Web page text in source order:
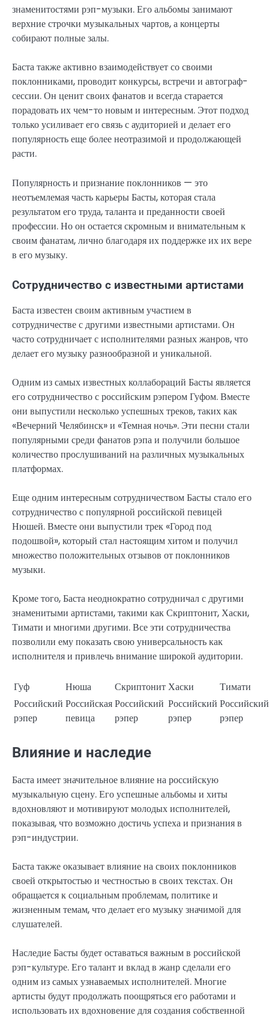
знаменитостями рэп-музыки. Его альбомы занимают
верхние строчки музыкальных чартов, а концерты
собирают полные залы.
Баста также активно взаимодействует со своими
поклонниками, проводит конкурсы, встречи и автограф-
сессии. Он ценит своих фанатов и всегда старается
порадовать их чем-то новым и интересным. Этот подход
только усиливает его связь с аудиторией и делает его
популярность еще более неотразимой и продолжающей
расти.
Популярность и признание поклонников — это
неотъемлемая часть карьеры Басты, которая стала
результатом его труда, таланта и преданности своей
профессии. Но он остается скромным и внимательным к
своим фанатам, лично благодаря их поддержке их их вере
в его музыку.
Сотрудничество с известными артистами
Баста известен своим активным участием в
сотрудничестве с другими известными артистами. Он
часто сотрудничает с исполнителями разных жанров, что
делает его музыку разнообразной и уникальной.
Одним из самых известных коллабораций Басты является
его сотрудничество с российским рэпером Гуфом. Вместе
они выпустили несколько успешных треков, таких как
«Вечерний Челябинск» и «Темная ночь». Эти песни стали
популярными среди фанатов рэпа и получили большое
количество прослушиваний на различных музыкальных
платформах.
Еще одним интересным сотрудничеством Басты стало его
сотрудничество с популярной российской певицей
Нюшей. Вместе они выпустили трек «Город под
подошвой», который стал настоящим хитом и получил
множество положительных отзывов от поклонников
музыки.
Кроме того, Баста неоднократно сотрудничал с другими
знаменитыми артистами, такими как Скриптонит, Хаски,
Тимати и многими другими. Все эти сотрудничества
позволили ему показать свою универсальность как
исполнителя и привлечь внимание широкой аудитории.
Гуф Нюша СкриптонитХаски
Тимати
Российский
рэпер
Российская
певица
Российский
рэпер
Российский
рэпер
Российский
рэпер
Влияние и наследие
Баста имеет значительное влияние на российскую
музыкальную сцену. Его успешные альбомы и хиты
вдохновляют и мотивируют молодых исполнителей,
показывая, что возможно достичь успеха и признания в
рэп-индустрии.
Баста также оказывает влияние на своих поклонников
своей открытостью и честностью в своих текстах. Он
обращается к социальным проблемам, политике и
жизненным темам, что делает его музыку значимой для
слушателей.
Наследие Басты будет оставаться важным в российской
рэп-культуре. Его талант и вклад в жанр сделали его
одним из самых узнаваемых исполнителей. Многие
артисты будут продолжать поощряться его работами и
использовать их вдохновение для создания собственной